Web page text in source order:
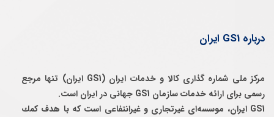
درباره GS1 ایران
مرکز ملی شماره گذاری کالا و خدمات ایران (GS1 ایران) تنها مرجع
رسمی برای ارائه خدمات سازمان GS1 جهانی در ایران است.
GS1 ایران، موسسه‌ای غيرتجاری و غيرانتفاعی است كه با هدف كمك